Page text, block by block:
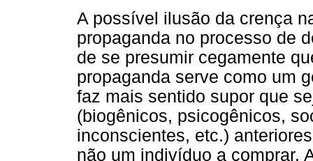
A possível ilusão da crença
propaganda no processo de
de se presumir cegamente
propaganda serve como um
faz mais sentido supor que
(biogênicos, psicogênicos,
inconscientes, etc.)
não um indivíduo a comprar.